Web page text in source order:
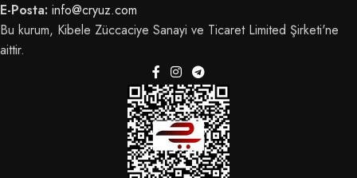
E-Posta: info@cryuz.com
Bu kurum, Kibele Züccaciye Sanayi ve Ticaret Limited Şirketi'ne
aittir.